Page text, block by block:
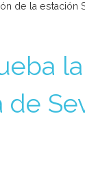
de la estación
de